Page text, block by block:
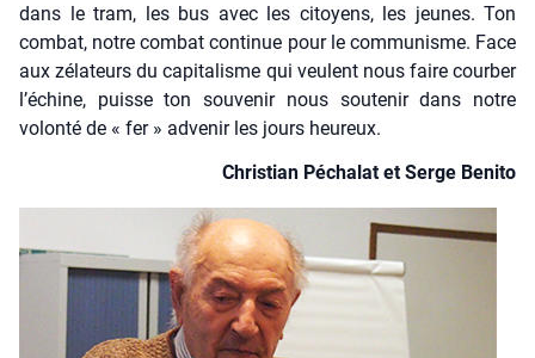
dans le tram, les bus avec les citoyens, les jeunes. Ton
com­bat, notre com­bat conti­nue pour le com­mu­nisme. Face
aux zéla­teurs du capi­ta­lisme qui veulent nous faire cour­ber
l’é­chine, puisse ton sou­ve­nir nous sou­te­nir dans notre
volon­té de « fer » adve­nir les jours heu­reux.
Chris­tian Pécha­lat et Serge Beni­to